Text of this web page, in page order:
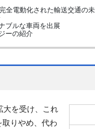
全電動化された輸送交通の
ブルな車両を出展
ーの紹介
大を受け、これ
りやめ、代わ